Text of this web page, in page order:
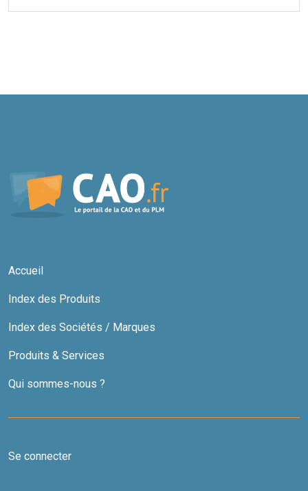
Accueil
Index des Produits
Index des Sociétés / Marques
Produits & Services
Qui sommes-nous ?
Se connecter